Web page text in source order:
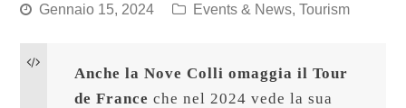
Gennaio 15, 2024 Events & News,Tourism
Anche la Nove Colli omaggia il Tour
de France che nel 2024 vede la sua